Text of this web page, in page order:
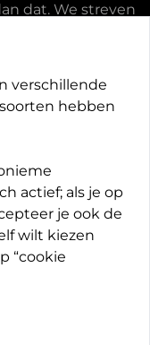
dat. We streven
aan, inclusief
Heeft u
verschillende
hebben
actief; als je op
je ook de
wilt kiezen
“cookie